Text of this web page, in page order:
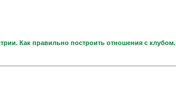
Как правильно построить отношения с клубом.